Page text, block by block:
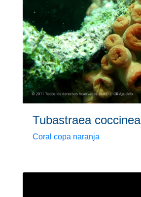
Tubastraea coccinea
Coral copa naranja